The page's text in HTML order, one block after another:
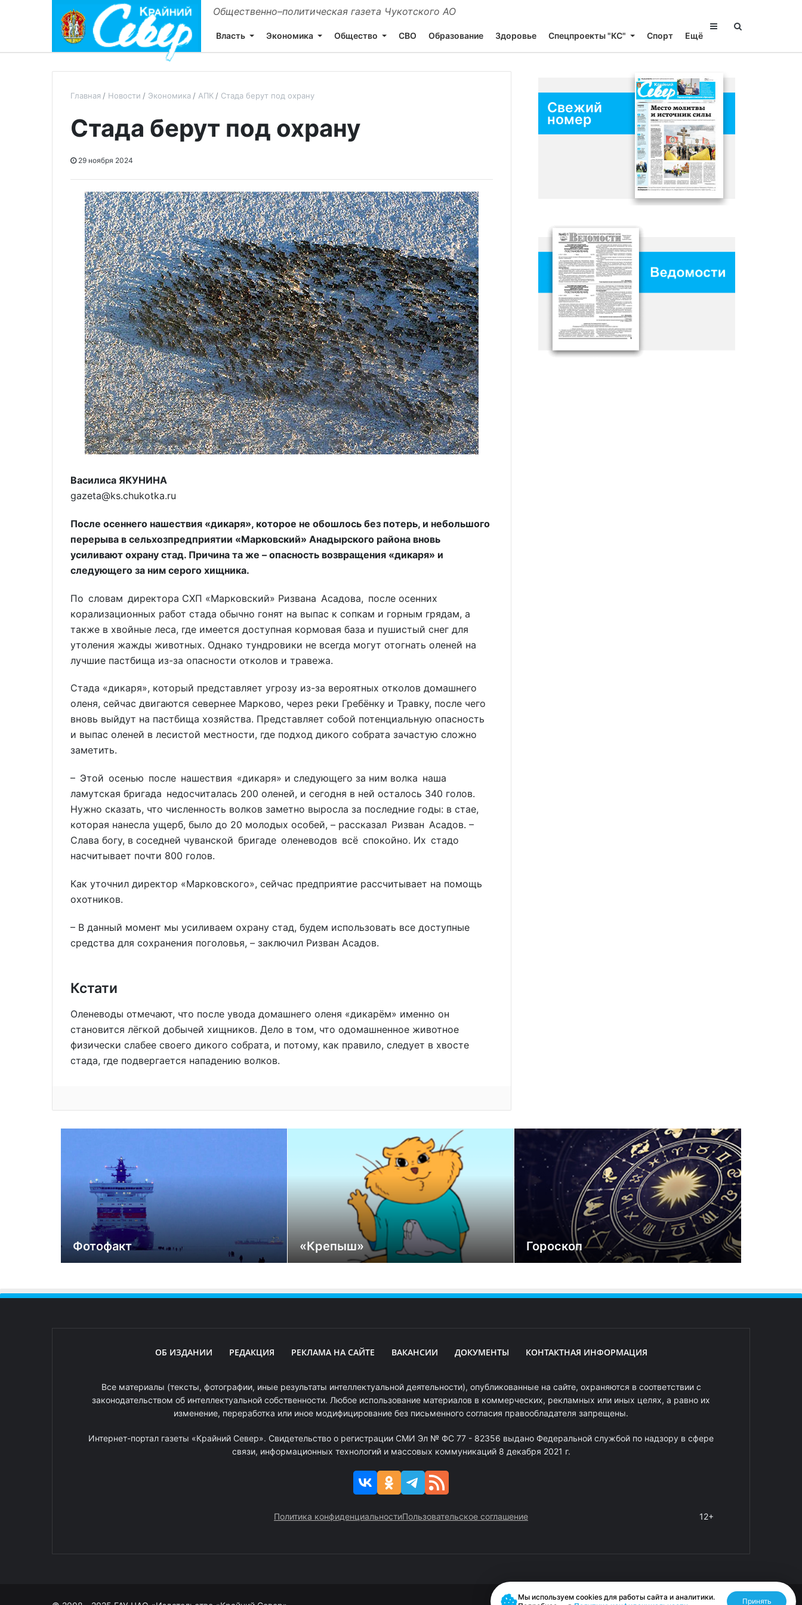
Общественно–политическая газета Чукотского АО
Власть Экономика Общество СВО Образование Здоровье Спецпроекты "КС" Спорт Ещё
Главная Новости Экономика АПК Стада берут под охрану
Стада берут под охрану
29 ноября 2024
Василиса ЯКУНИНА
gazeta@ks.chukotka.ru
После осеннего нашествия «дикаря», которое не обошлось без потерь, и небольшого
перерыва в сельхозпредприятии «Марковский» Анадырского района вновь
усиливают охрану стад. Причина та же – опасность возвращения «дикаря» и
следующего за ним серого хищника.
По словам директора СХП «Марковский» Ризвана Асадова, после осенних
корализационных работ стада обычно гонят на выпас к сопкам и горным грядам, а
также в хвойные леса, где имеется доступная кормовая база и пушистый снег для
утоления жажды животных. Однако тундровики не всегда могут отогнать оленей на
лучшие пастбища из-за опасности отколов и травежа.
Стада «дикаря», который представляет угрозу из-за вероятных отколов домашнего
оленя, сейчас двигаются севернее Марково, через реки Гребёнку и Травку, после чего
вновь выйдут на пастбища хозяйства. Представляет собой потенциальную опасность
и выпас оленей в лесистой местности, где подход дикого собрата зачастую сложно
заметить.
– Этой осенью после нашествия «дикаря» и следующего за ним волка наша
ламутская бригада недосчиталась 200 оленей, и сегодня в ней осталось 340 голов.
Нужно сказать, что численность волков заметно выросла за последние годы: в стае,
которая нанесла ущерб, было до 20 молодых особей, – рассказал Ризван Асадов. –
Слава богу, в соседней чуванской бригаде оленеводов всё спокойно. Их стадо
насчитывает почти 800 голов.
Как уточнил директор «Марковского», сейчас предприятие рассчитывает на помощь
охотников.
– В данный момент мы усиливаем охрану стад, будем использовать все доступные
средства для сохранения поголовья, – заключил Ризван Асадов.
Кстати
Оленеводы отмечают, что после увода домашнего оленя «дикарём» именно он
становится лёгкой добычей хищников. Дело в том, что одомашненное животное
физически слабее своего дикого собрата, и потому, как правило, следует в хвосте
стада, где подвергается нападению волков.
Свежий
номер
Фотофакт «Крепыш» Гороскоп
ОБ ИЗДАНИИ РЕДАКЦИЯ РЕКЛАМА НА САЙТЕ ВАКАНСИИ ДОКУМЕНТЫ КОНТАКТНАЯ ИНФОРМАЦИЯ
Все материалы (тексты, фотографии, иные результаты интеллектуальной деятельности), опубликованные на сайте, охраняются в соответствии с
законодательством об интеллектуальной собственности. Любое использование материалов в коммерческих, рекламных или иных целях, а равно их
изменение, переработка или иное модифицирование без письменного согласия правообладателя запрещены.
Интернет-портал газеты «Крайний Север». Свидетельство о регистрации СМИ Эл № ФС 77 - 82356 выдано Федеральной службой по надзору в сфере
связи, информационных технологий и массовых коммуникаций 8 декабря 2021 г.
Политика конфиденциальностиПользовательское соглашение 12+
Мы используем cookies для работы сайта и аналитики.
Принять